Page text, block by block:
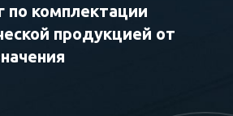
по комплектации
продукцией от